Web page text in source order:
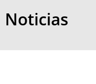
Noticias